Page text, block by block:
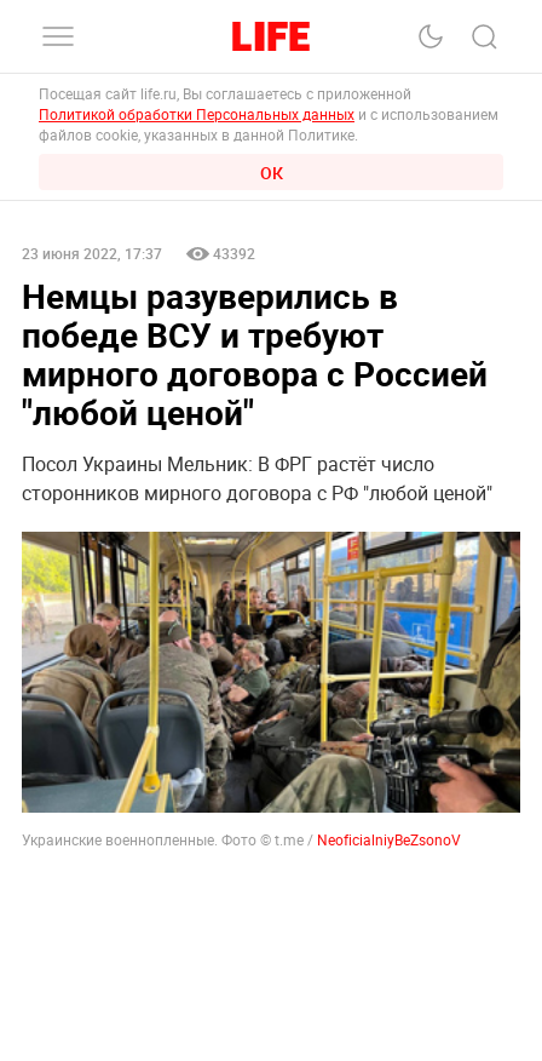
Посещая сайт life.ru, Вы соглашаетесь с приложенной
Политикой обработки Персональных данных и с использованием
файлов cookie, указанных в данной Политике.
ОК
23 июня 2022, 17:37 43392
Немцы разуверились в
победе ВСУ и требуют
мирного договора с Россией
"любой ценой"
Посол Украины Мельник: В ФРГ растёт число
сторонников мирного договора с РФ "любой ценой"
Украинские военнопленные. Фото © t.me / NeoficialniyBeZsonoV